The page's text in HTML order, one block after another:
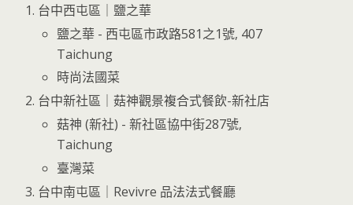
台中西屯區｜鹽之華
鹽之華 - 西屯區市政路581之1號, 407
Taichung
時尚法國菜
台中新社區｜菇神觀景複合式餐飲-新社店
菇神 (新社) - 新社區協中街287號,
Taichung
臺灣菜
台中南屯區｜Revivre 品法法式餐廳